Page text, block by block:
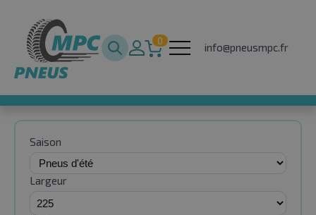
0
info@pneusmpc.fr
Saison
Largeur